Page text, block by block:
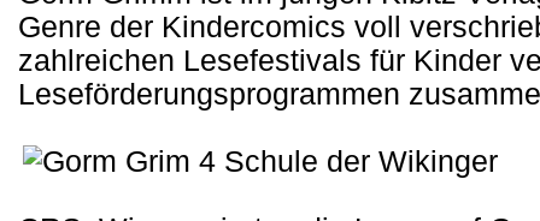
Genre der Kindercomics voll
zahlreichen Lesefestivals für Kinder
Leseförderungsprogrammen